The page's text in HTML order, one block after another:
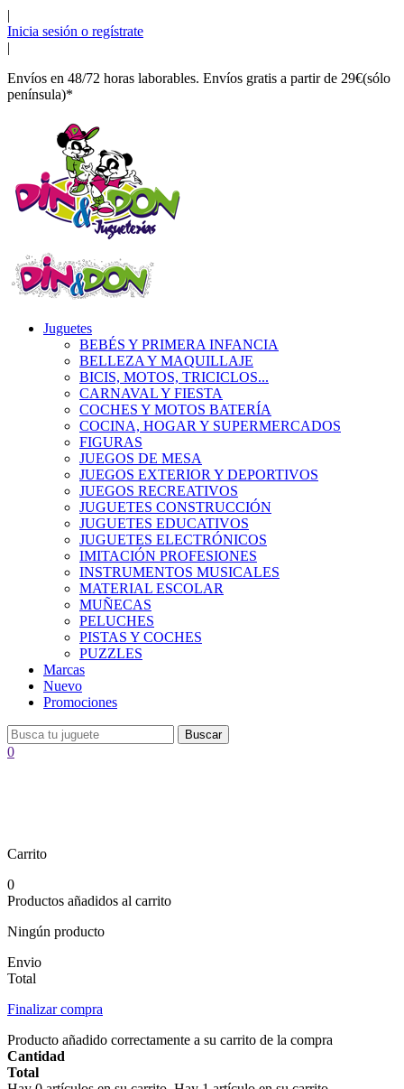
|
Inicia sesión o regístrate
|
Envíos en 48/72 horas laborables. Envíos gratis a partir de 29€(sólo
península)*
Juguetes
BEBÉS Y PRIMERA INFANCIA
BELLEZA Y MAQUILLAJE
BICIS, MOTOS, TRICICLOS...
CARNAVAL Y FIESTA
COCHES Y MOTOS BATERÍA
COCINA, HOGAR Y SUPERMERCADOS
FIGURAS
JUEGOS DE MESA
JUEGOS EXTERIOR Y DEPORTIVOS
JUEGOS RECREATIVOS
JUGUETES CONSTRUCCIÓN
JUGUETES EDUCATIVOS
JUGUETES ELECTRÓNICOS
IMITACIÓN PROFESIONES
INSTRUMENTOS MUSICALES
MATERIAL ESCOLAR
MUÑECAS
PELUCHES
PISTAS Y COCHES
PUZZLES
Marcas
Nuevo
Promociones
Buscar
0
Carrito
0
Productos añadidos al carrito
Ningún producto
Envio
Total
Finalizar compra
Producto añadido correctamente a su carrito de la compra
Cantidad
Total